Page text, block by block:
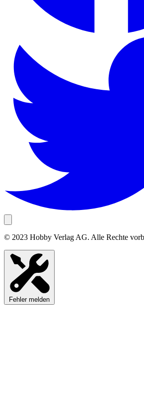
© 2023 Hobby Verlag AG. Alle Rechte
Fehler melden